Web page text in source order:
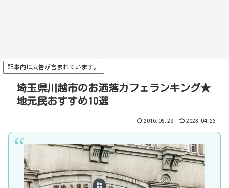
記事内に広告が含まれています。
埼玉県川越市のお洒落カフェランキング★
地元民おすすめ10選
2016.05.29 2023.04.23